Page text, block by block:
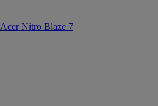
Acer Nitro Blaze 7